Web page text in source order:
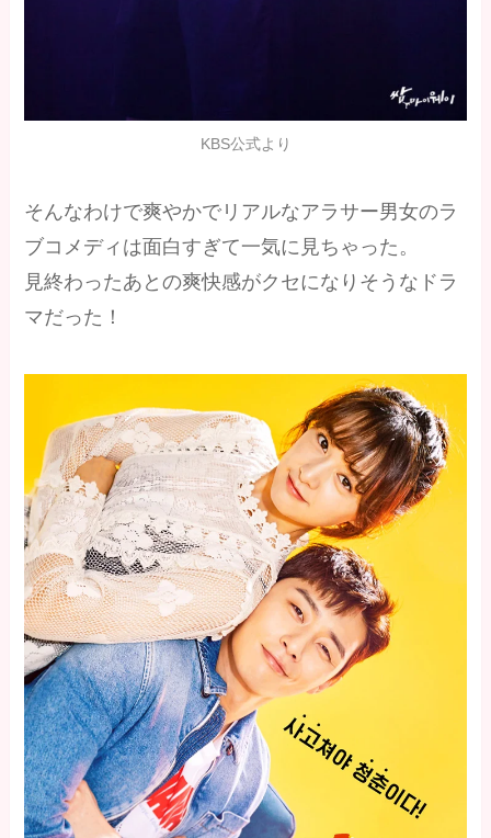
KBS公式より
そんなわけで爽やかでリアルなアラサー男女のラ
ブコメディは面白すぎて一気に見ちゃった。
見終わったあとの爽快感がクセになりそうなドラ
マだった！